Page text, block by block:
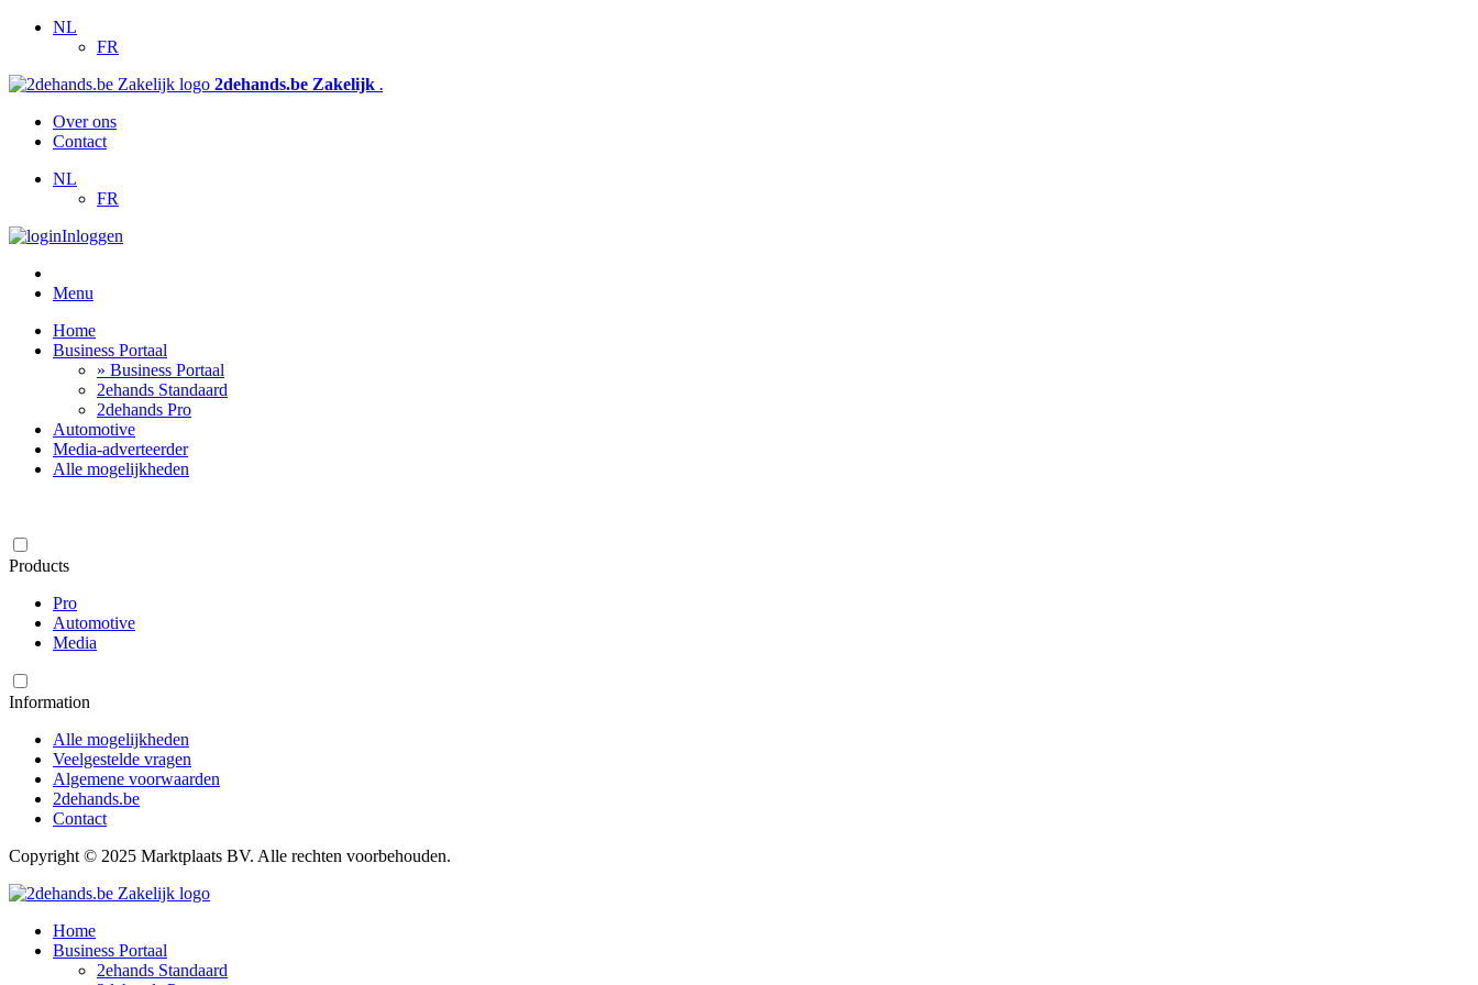
NL
FR
2dehands.be Zakelijk .
Over ons
Contact
NL
FR
Inloggen
Menu
Home
Business Portaal
» Business Portaal
2ehands Standaard
2dehands Pro
Automotive
Media-adverteerder
Alle mogelijkheden
Products
Pro
Automotive
Media
Information
Alle mogelijkheden
Veelgestelde vragen
Algemene voorwaarden
2dehands.be
Contact
Copyright © 2025 Marktplaats BV. Alle rechten voorbehouden.
Home
Business Portaal
2ehands Standaard